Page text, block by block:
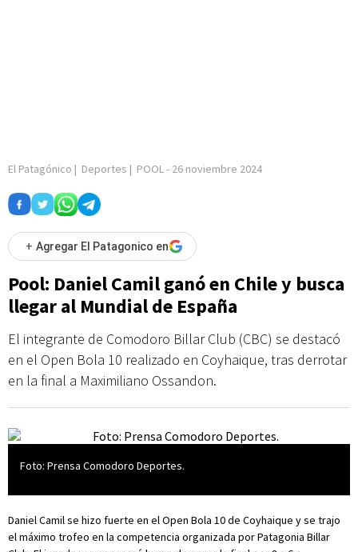
El Patagónico | Deportes | POOL- 26 noviembre 2024
+ Agregar El Patagonico en
Pool: Daniel Camil ganó en Chile y busca
llegar al Mundial de España
El integrante de Comodoro Billar Club (CBC) se destacó
en el Open Bola 10 realizado en Coyhaique, tras derrotar
en la final a Maximiliano Ossandon.
Foto: Prensa Comodoro Deportes.
Daniel Camil se hizo fuerte en el Open Bola 10 de Coyhaique y se trajo
el máximo trofeo en la competencia organizada por Patagonia Billar